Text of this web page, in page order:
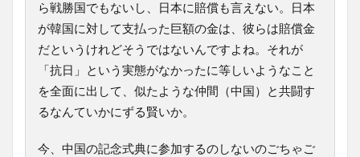
ら戦勝国でもないし、日本に賠償も言えない。日本
が韓国に対して支払った巨額の金は、彼らは賠償金
だというけれどそうではないんですよね。それが
「抗日」という実態がなかったに等しいようなこと
を全面に出して、似たような仲間（中国）と共闘す
るなんていかにずる賢いか。
今、中国の記念式典に参加するのしないのごちゃご